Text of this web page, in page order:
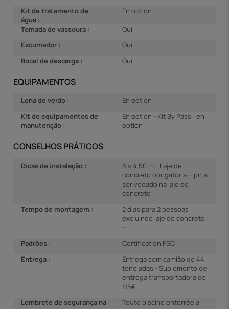
Kit de tratamento de
água :
En option
Tomada de vassoura :
Oui
Escumador :
Oui
Bocal de descarga :
Oui
EQUIPAMENTOS
Lona de verão :
En option
Kit de equipamentos de
manutenção :
En option - Kit By Pass : en
option
CONSELHOS PRÁTICOS
Dicas de instalação :
8 x 4,50 m - Laje de
concreto obrigatória - Ipn a
ser vedado na laje de
concreto
Tempo de montagem :
2 dias para 2 pessoas
excluindo laje de concreto
-
Padrões :
Certification FSC
Entrega :
Entrega com camião de 44
toneladas - Suplemento de
entrega transportadora de
115€
Lembrete de segurança na
Toute piscine enterrée a